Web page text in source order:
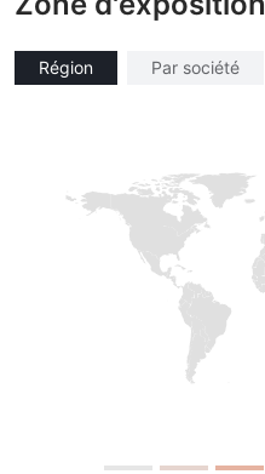
Région Par société